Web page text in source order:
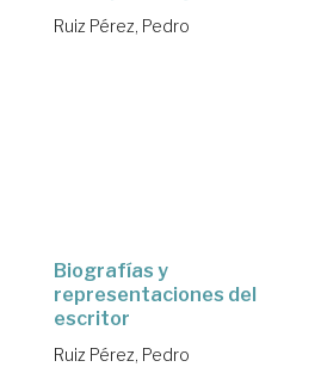
Ruiz Pérez, Pedro
Biografías y
representaciones del
escritor
Ruiz Pérez, Pedro